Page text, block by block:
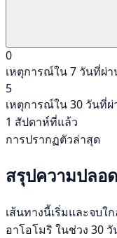
0
เหตุการณ์ใน 7 วันที่ผ่
5
เหตุการณ์ใน 30 วันที่ผ่
1 สัปดาห์ที่แล้ว
การปรากฏตัวล่าสุด
สรุปความปลอ
เส้นทางนี้เริ่มและจบใ
อาโอโมริ ในช่วง 30